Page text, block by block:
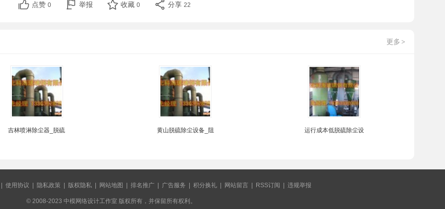
点赞 0 举报 收藏 0 分享 22
更多 >
吉林喷淋除尘器_脱硫 黄山脱硫除尘设备_阻 运行成本低脱硫除尘设
使用协议 隐私政策 版权隐私| 网站地图 排名推广| 广告服务 积分换礼| 网站留言| RSS订阅 违规举报
© 2008-2023 中模网络设计工作室 版权所有，并保留所有权利。